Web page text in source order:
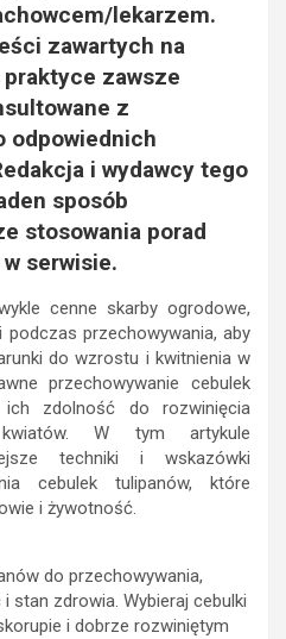
lekarzem.
zawartych na
zawsze
z
odpowiednich
i wydawcy tego
sposób
stosowania porad
serwisie.
cenne skarby ogrodowe,
podczas przechowywania, aby
do wzrostu i kwitnienia w
przechowywanie cebulek
zdolność do rozwinięcia
kwiatów. W tym artykule
techniki i wskazówki
cebulek tulipanów, które
i żywotność.
do przechowywania,
stan zdrowia. Wybieraj cebulki
i dobrze rozwiniętym